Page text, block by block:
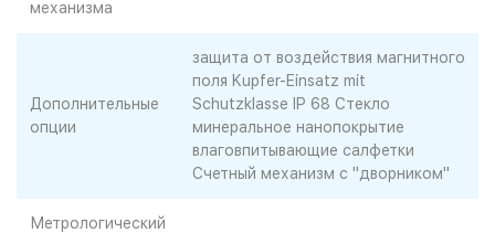
механизма
Дополнительные
опции
защита от воздействия магнитного
поля Kupfer-Einsatz mit
Schutzklasse IP 68 Стекло
минеральное нанопокрытие
влаговпитывающие салфетки
Счетный механизм с "дворником"
Метрологический